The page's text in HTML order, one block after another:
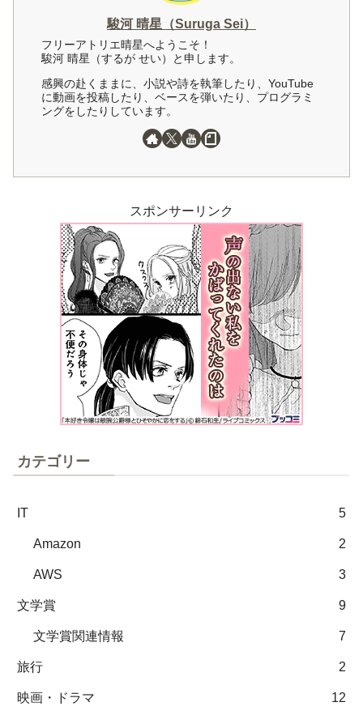
駿河 晴星（Suruga Sei）
フリーアトリエ晴星へようこそ！
駿河 晴星（するが せい）と申します。
感興の赴くままに、小説や詩を執筆したり、YouTube
に動画を投稿したり、ベースを弾いたり、プログラミ
ングをしたりしています。
スポンサーリンク
カテゴリー
IT 5
Amazon 2
AWS 3
文学賞 9
文学賞関連情報 7
旅行 2
映画・ドラマ 12